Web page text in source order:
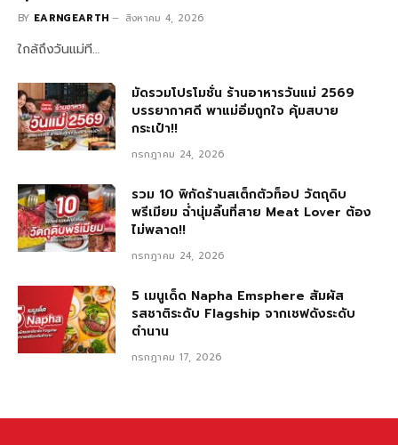
BY EARNGEARTH สิงหาคม 4, 2026
ใกล้ถึงวันแม่ที…
มัดรวมโปรโมชั่น ร้านอาหารวันแม่ 2569
บรรยากาศดี พาแม่อิ่มถูกใจ คุ้มสบาย
กระเป๋า!!
กรกฎาคม 24, 2026
รวม 10 พิกัดร้านสเต็กตัวท็อป วัตถุดิบ
พรีเมียม ฉ่ำนุ่มลิ้นที่สาย Meat Lover ต้อง
ไม่พลาด!!
กรกฎาคม 24, 2026
5 เมนูเด็ด Napha Emsphere สัมผัส
รสชาติระดับ Flagship จากเชฟดังระดับ
ตำนาน
กรกฎาคม 17, 2026